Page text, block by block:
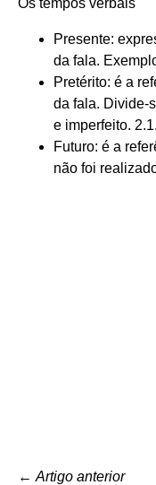
Presente:
da fala.
Pretérito: é a
da fala. Divide-
e imperfeito.
Futuro: é a
não foi
← Artigo anterior